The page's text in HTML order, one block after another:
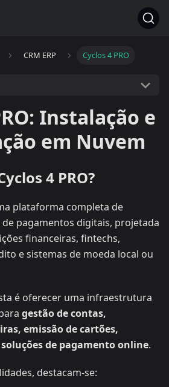
CRM ERP Cyclos 4 PRO
Instalação e
em Nuvem
4 PRO?
plataforma completa de
pagamentos digitais, projetada
financeiras, fintechs,
e sistemas de moeda local ou
é oferecer uma infraestrutura
gestão de contas,
emissão de cartões,
de pagamento online.
destacam-se: